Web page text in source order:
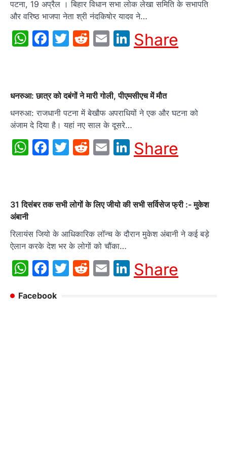
पटना, 19 अप्रैल । बिहार विधान सभा लोक लेखा समिति के सभापति
और वरिष्ठ भाजपा नेता श्री नंदकिषोर यादव ने…
WhatsApp
Facebook
Twitter
Reddit
EmailLinkedIn
Share
धनरुआ: छात्र को दबंगों ने मारी गोली, पीएमसीएच में मौत
धनरुआ: राजधानी पटना में बेखौफ अपराधियों ने एक और घटना को
अंजाम दे दिया है। यहां नए साल के दूसरे…
WhatsApp
Facebook
Twitter
Reddit
EmailLinkedIn
Share
31 दिसंबर तक सभी लोगों के लिए जीयो की सभी सर्विसेज फ्री :- मुकेश
अंबानी
रिलायंस जियो के आधिकारिक लॉन्च के दौरान मुकेश अंबानी ने कई बड़े
ऐलान करके देश भर के लोगों को चौंका…
WhatsApp
Facebook
Twitter
Reddit
EmailLinkedIn
Share
Facebook